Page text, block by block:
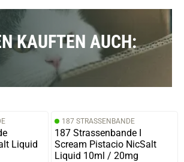
KAUFTEN AUCH:
Liquid
187 STRASSENBANDE
187 Strassenbande I
Scream Pistacio NicSalt
Liquid 10ml / 20mg